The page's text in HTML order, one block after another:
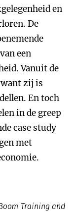
en
De
een
Vanuit de
zij is
En toch
in de greep
case study
met
Training and